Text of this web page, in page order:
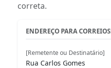
correta.
ENDEREÇO PARA
[Remetente ou Destinatário]
Rua Carlos Gomes